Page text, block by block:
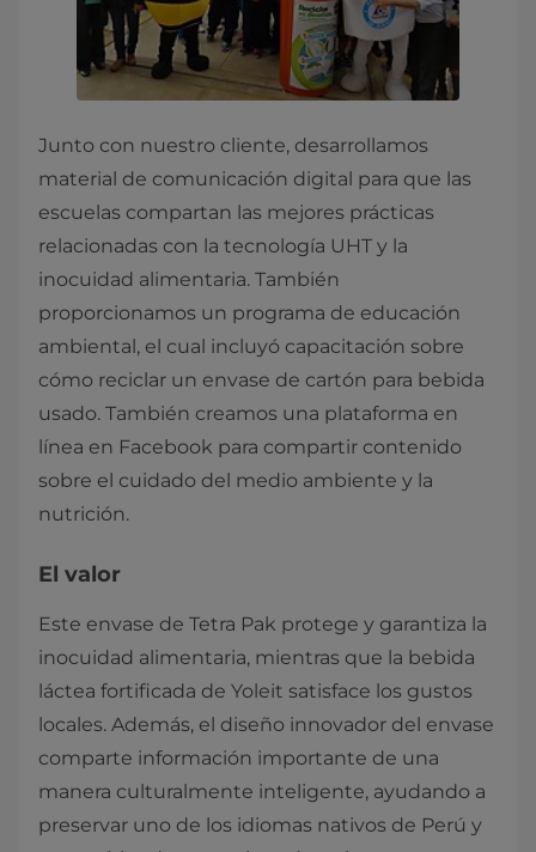
Junto con nuestro cliente, desarrollamos
material de comunicación digital para que las
escuelas compartan las mejores prácticas
relacionadas con la tecnología UHT y la
inocuidad alimentaria. También
proporcionamos un programa de educación
ambiental, el cual incluyó capacitación sobre
cómo reciclar un envase de cartón para bebida
usado. También creamos una plataforma en
línea en Facebook para compartir contenido
sobre el cuidado del medio ambiente y la
nutrición.
El valor
Este envase de Tetra Pak protege y garantiza la
inocuidad alimentaria, mientras que la bebida
láctea fortificada de Yoleit satisface los gustos
locales. Además, el diseño innovador del envase
comparte información importante de una
manera culturalmente inteligente, ayudando a
preservar uno de los idiomas nativos de Perú y